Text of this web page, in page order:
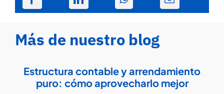
Más de nuestro blog
Estructura contable y arrendamiento
puro: cómo aprovecharlo mejor